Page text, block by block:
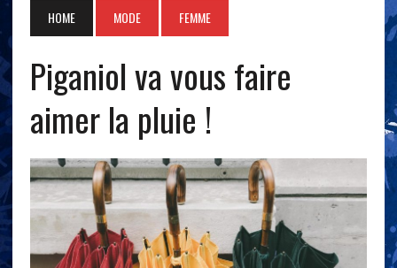
HOME MODE FEMME
Piganiol va vous faire
aimer la pluie !